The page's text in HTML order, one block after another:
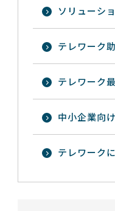
ソリューシ
テレワーク
テレワーク
中小企業向
テレワーク